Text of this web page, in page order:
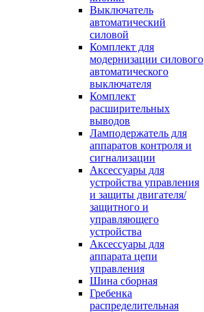
Выключатель
автоматический
силовой
Комплект для
модернизации силового
автоматического
выключателя
Комплект
расширительных
выводов
Ламподержатель для
аппаратов контроля и
сигнализации
Аксессуары для
устройства управления
и защиты двигателя/
защитного и
управляющего
устройства
Аксессуары для
аппарата цепи
управления
Шина сборная
Гребенка
распределительная